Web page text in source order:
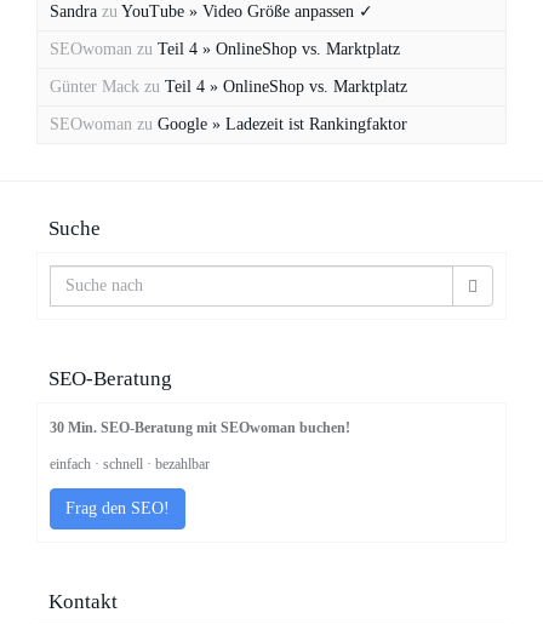
Sandra zu YouTube » Video Größe anpassen ✓
SEOwoman zu Teil 4 » OnlineShop vs. Marktplatz
Günter Mack zu Teil 4 » OnlineShop vs. Marktplatz
SEOwoman zu Google » Ladezeit ist Rankingfaktor
Suche
SEO-Beratung
30 Min. SEO-Beratung mit SEOwoman buchen!
einfach · schnell · bezahlbar
Frag den SEO!
Kontakt